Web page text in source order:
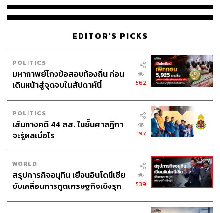
ผลลัพธ์และความปลอดภัยสอดรับกับเทรนด์ใหญ่ของเอเชียที่
ผู้คนหันมาให้ความสำคัญกับสุขภาพผิวระยะยาว
และที่กำลังมาแรงคือ C-Beauty มาพร้อมกระแส ‘Douyin
Makeup’ และเทคนิค Dolly Eye ที่กำลังขับเคลื่อนให้เมคอัพ
สไตล์จีนได้กลายเป็นสินค้าส่งออกทางวัฒนธรรมที่ทรงพลัง
จริงๆ แล้วประเทศไทยไม่ได้เป็นเพียงผู้รับเทรนด์เท่านั้น แต่
กำลังกลายเป็นผู้ส่งออกเทรนด์ T-Beauty ผ่านกระแส T-Pop
เช่นกัน โดยมีไอเทมอย่าง Waterproof Makeup เป็นไฮไลท์
และการแต่งหน้าลุค ‘Thai Glam’ ที่ผสมผสานความคมชัด
และความละมุนได้อย่างลงตัว
EDITOR'S PICKS
POLITICS
มหากาพย์โกงข้อสอบท้องถิ่น ก่อน
เดินหน้าสู่จุดจบในสัปดาห์นี้
562
POLITICS
เส้นทางคดี 44 สส. ในชั้นศาลฎีกา
จะรู้ผลเมื่อไร
197
WORLD
สรุปภารกิจอนุทิน เยือนอินโดนีเซีย
ขับเคลื่อนการทูตเศรษฐกิจเชิงรุก
539